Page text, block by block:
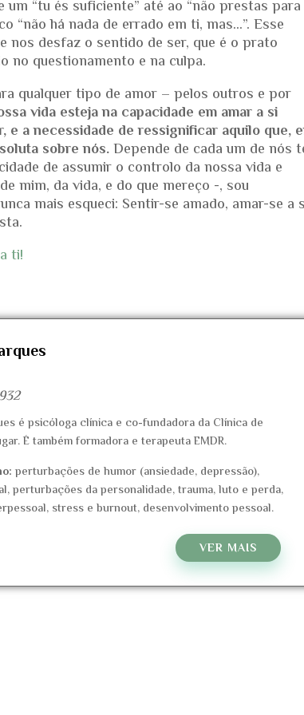
“tu és suficiente” até ao “não prestas para
“não há nada de errado em ti, mas…”. Esse
nos desfaz o sentido de ser, que é o prato
no questionamento e na culpa.
qualquer tipo de amor – pelos outros e por
vida esteja na capacidade em amar a si
e a necessidade de ressignificar aquilo que,
sobre nós.Depende de cada um de nós
de assumir o controlo da nossa vida e
mim, da vida, e do que mereço -, sou
mais esqueci: Sentir-se amado, amar-se a
ti!
é psicóloga clínica e co-fundadora da Clínica de
É também formadora e terapeuta EMDR.
perturbações de humor (ansiedade, depressão),
perturbações da personalidade, trauma, luto e perda,
stress e burnout, desenvolvimento pessoal.
VER MAIS